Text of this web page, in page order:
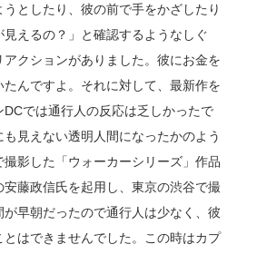
うとしたり、彼の前で手をかざしたり
見えるの？」と確認するようなしぐ
クションがありました。彼にお金を
んですよ。それに対して、最新作を
では通行人の反応は乏しかったで
見えない透明人間になったかのよう
影した「ウォーカーシリーズ」作品
安藤政信氏を起用し、東京の渋谷で撮
早朝だったので通行人は少なく、彼
とはできませんでした。この時はカプ